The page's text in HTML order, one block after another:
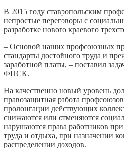
В 2015 году ставропольским
непростые переговоры с
разработке нового краевого
– Основой наших профсоюзных
стандарты достойного труда и
заработной платы, – поставил
ФПСК.
На качественно новый уровень
правозащитная работа
пролонгации действующих
снижаются или отменяются
нарушаются права работников
труда и отдыха, при назначении
распределении доходов.